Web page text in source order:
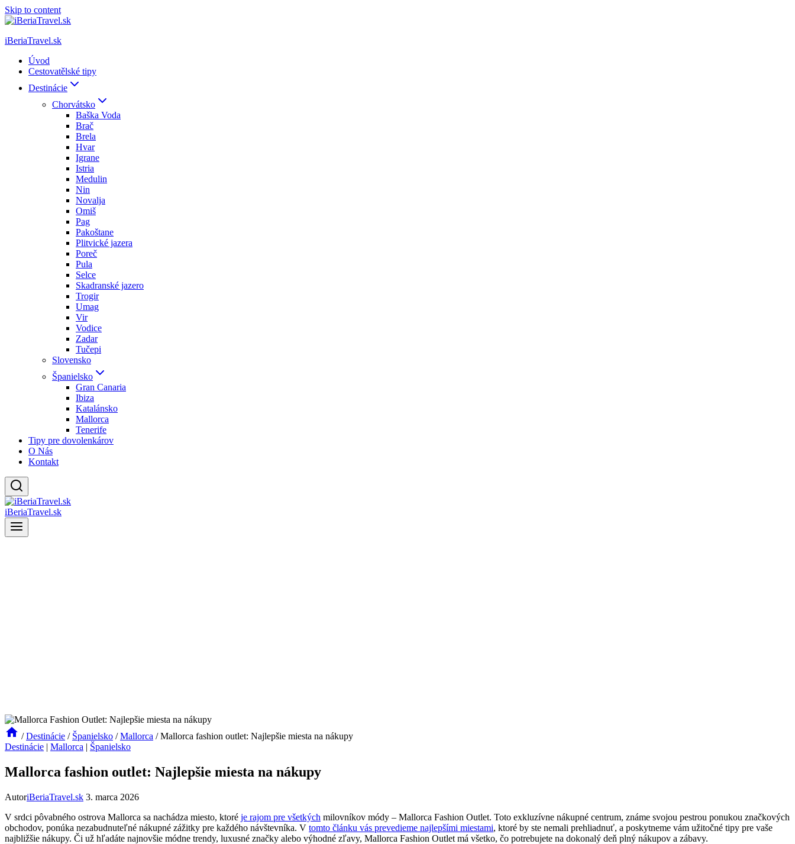
Skip to content
iBeriaTravel.sk
Úvod
Cestovatělské tipy
Destinácie
Chorvátsko
Baška Voda
Brač
Brela
Hvar
Igrane
Istria
Medulin
Nin
Novalja
Omiš
Pag
Pakoštane
Plitvické jazera
Poreč
Pula
Selce
Skadranské jazero
Trogir
Umag
Vir
Vodice
Zadar
Tučepi
Slovensko
Španielsko
Gran Canaria
Ibiza
Katalánsko
Mallorca
Tenerife
Tipy pre dovolenkárov
O Nás
Kontakt
iBeriaTravel.sk
/ Destinácie / Španielsko / Mallorca / Mallorca fashion outlet: Najlepšie miesta na nákupy
Destinácie | Mallorca | Španielsko
Mallorca fashion outlet: Najlepšie miesta na nákupy
AutoriBeriaTravel.sk 3. marca 2026
V srdci pôvabného ostrova Mallorca sa nachádza miesto, ktoré je rajom pre všetkých milovníkov módy – Mallorca Fashion Outlet. Toto exkluzívne nákupné centrum, známe svojou pestrou ponukou značkových
obchodov, ponúka nezabudnuteľné nákupné zážitky pre každého návštevníka. V tomto článku vás prevedieme najlepšími miestami, ktoré by ste nemali prehliadnuť, a poskytneme vám užitočné tipy pre vaše
najbližšie nákupy. Či už hľadáte najnovšie módne trendy, luxusné značky alebo výhodné zľavy, Mallorca Fashion Outlet má všetko, čo potrebujete na dokonalý deň plný nákupov a zábavy.